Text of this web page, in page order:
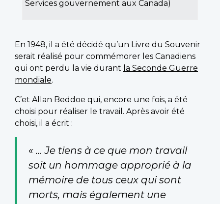
Services gouvernement aux Canada)
En 1948, il a été décidé qu’un Livre du Souvenir
serait réalisé pour commémorer les Canadiens
qui ont perdu la vie durant la Seconde Guerre
mondiale.
C’et Allan Beddoe qui, encore une fois, a été
choisi pour réaliser le travail. Après avoir été
choisi, il a écrit :
« … Je tiens à ce que mon travail
soit un hommage approprié à la
mémoire de tous ceux qui sont
morts, mais également une